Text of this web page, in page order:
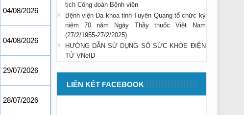
04/08/2026
04/08/2026
29/07/2026
28/07/2026
tịch Công đoàn Bệnh viện
Bệnh viện Đa khoa tỉnh Tuyên Quang tổ chức kỷ
niệm 70 năm Ngày Thầy thuốc Việt Nam
(27/2/1955-27/2/2025)
HƯỚNG DẪN SỬ DỤNG SỔ SỨC KHỎE ĐIỆN
TỬ VNeID
LIÊN KẾT FACEBOOK